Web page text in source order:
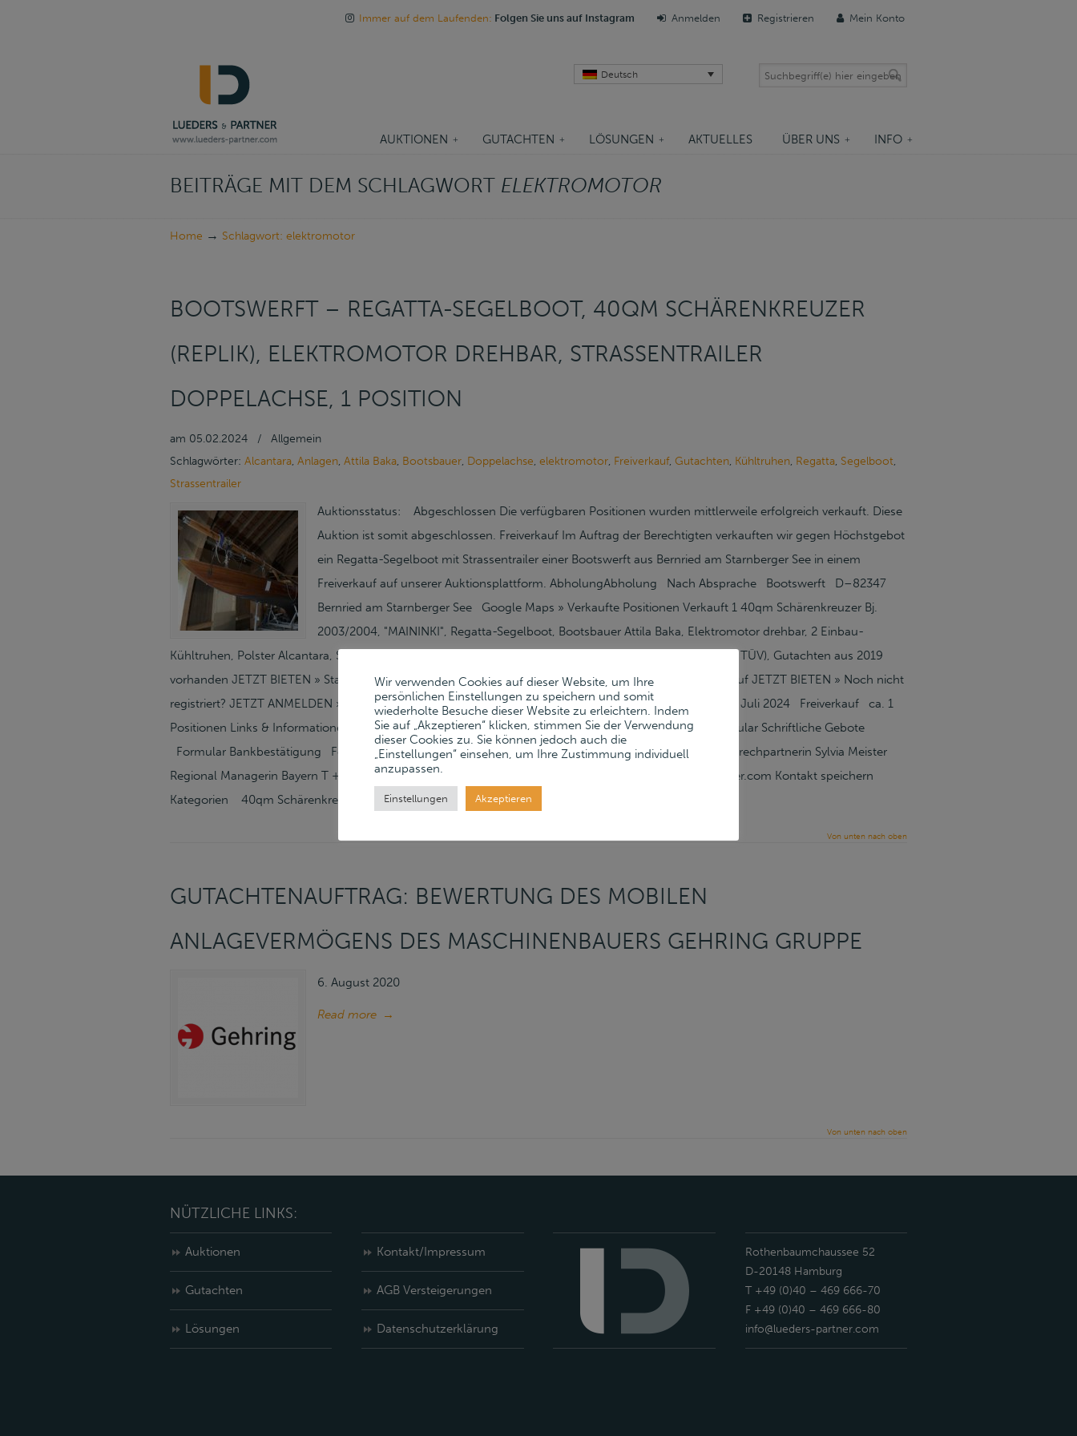
Immer auf dem Laufenden: Folgen Sie uns auf Instagram Anmelden Registrieren Mein Konto
Deutsch
AUKTIONEN GUTACHTEN LÖSUNGEN AKTUELLES ÜBER UNS INFO
Navigation
BEITRÄGE MIT DEM SCHLAGWORT ELEKTROMOTOR
Home → Schlagwort: elektromotor
BOOTSWERFT – REGATTA-SEGELBOOT, 40QM SCHÄRENKREUZER
(REPLIK), ELEKTROMOTOR DREHBAR, STRASSENTRAILER
DOPPELACHSE, 1 POSITION
am 05.02.2024 /
Allgemein
Schlagwörter: Alcantara, Anlagen, Attila Baka, Bootsbauer, Doppelachse, elektromotor, Freiverkauf, Gutachten, Kühltruhen, Regatta, Segelboot,
Strassentrailer
Auktionsstatus: Abgeschlossen Die verfügbaren Positionen wurden mittlerweile erfolgreich verkauft. Diese
Auktion ist somit abgeschlossen. Freiverkauf Im Auftrag der Berechtigten verkauften wir gegen Höchstgebot
ein Regatta-Segelboot mit Strassentrailer einer Bootswerft aus Bernried am Starnberger See in einem
Freiverkauf auf unserer Auktionsplattform. AbholungAbholung Nach Absprache Bootswerft D–82347
Bernried am Starnberger See Google Maps » Verkaufte Positionen Verkauft 1 40qm Schärenkreuzer Bj.
2003/2004, "MAININKI", Regatta-Segelboot, Bootsbauer Attila Baka, Elektromotor drehbar, 2 Einbau-
Kühltruhen, Polster Alcantara, Strassentrailer Doppelachse, Fab. Harbeck, Typ BT3500 AL, Bj. 2005 (ohne TÜV), Gutachten aus 2019
vorhanden JETZT BIETEN » Startpreis: 60.000,00 EUR Unter Vorbehalt Gebote bis 17. Juli 2024 Freiverkauf JETZT BIETEN » Noch nicht
registriert? JETZT ANMELDEN » Auf einen Blick Bootswerft D–82347 Bernried am Starnberger See 17. Juli 2024 Freiverkauf ca. 1
Positionen Links & Informationen Zuschlag bei Gebotsakzeptanz Zwischenverkauf vorbehalten Formular Schriftliche Gebote
Formular Bankbestätigung Formular Gelangensbestätigung Allgemeine Geschäftsbedingungen Ansprechpartnerin Sylvia Meister
Regional Managerin Bayern T +49 (0)160 – 873 72 34 F +49 (0)8131 – 39 09 862 meister@lueders-partner.com Kontakt speichern
Kategorien 40qm Schärenkreuzer Freiverkauf PositionslisteRead more
Von unten nach oben
GUTACHTENAUFTRAG: BEWERTUNG DES MOBILEN
ANLAGEVERMÖGENS DES MASCHINENBAUERS GEHRING GRUPPE
6. August 2020
Read more →
Von unten nach oben
NÜTZLICHE LINKS:
Auktionen
Gutachten
Lösungen
Kontakt/Impressum
AGB Versteigerungen
Datenschutzerklärung
Rothenbaumchaussee 52
D-20148 Hamburg
T +49 (0)40 – 469 666-70
F +49 (0)40 – 469 666-80
info@lueders-partner.com
Wir verwenden Cookies auf dieser Website, um Ihre
persönlichen Einstellungen zu speichern und somit
wiederholte Besuche dieser Website zu erleichtern. Indem
Sie auf „Akzeptieren“ klicken, stimmen Sie der Verwendung
dieser Cookies zu. Sie können jedoch auch die
„Einstellungen“ einsehen, um Ihre Zustimmung individuell
anzupassen.
Einstellungen Akzeptieren